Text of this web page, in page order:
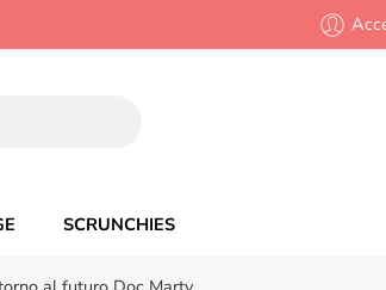
SCRUNCHIES